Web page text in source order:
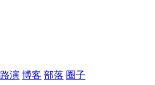
路演 博客 部落 圈子